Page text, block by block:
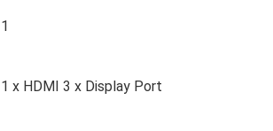
1
1 x HDMI 3 x Display Port